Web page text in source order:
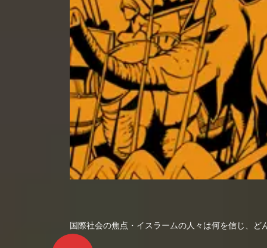
国際社会の焦点・イスラームの人々は何を信じ、ど